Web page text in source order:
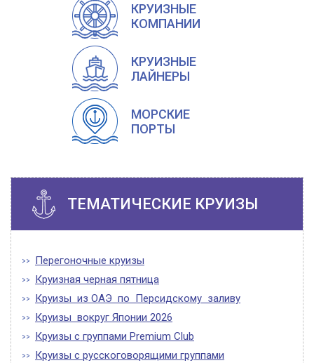
КРУИЗНЫЕ
КОМПАНИИ
КРУИЗНЫЕ
ЛАЙНЕРЫ
МОРСКИЕ
ПОРТЫ
ТЕМАТИЧЕСКИЕ КРУИЗЫ
Перегоночные круизы
Круизная черная пятница
Круизы из ОАЭ по Персидскому заливу
Круизы вокруг Японии 2026
Круизы с группами Premium Club
Круизы с русскоговорящими группами